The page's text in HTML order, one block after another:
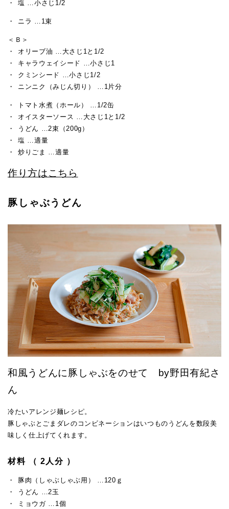
塩 …小さじ1/2
ニラ …1束
＜Ｂ＞
オリーブ油 …大さじ1と1/2
キャラウェイシード …小さじ1
クミンシード …小さじ1/2
ニンニク（みじん切り） …1片分
トマト水煮（ホール） …1/2缶
オイスターソース …大さじ1と1/2
うどん …2束（200g）
塩 …適量
炒りごま …適量
作り方はこちら
豚しゃぶうどん
和風うどんに豚しゃぶをのせて by野田有紀さ
ん
冷たいアレンジ麺レシピ。
豚しゃぶとごまダレのコンビネーションはいつものうどんを数段美
味しく仕上げてくれます。
材料 （ 2人分 ）
豚肉（しゃぶしゃぶ用） …120ｇ
うどん …2玉
ミョウガ …1個